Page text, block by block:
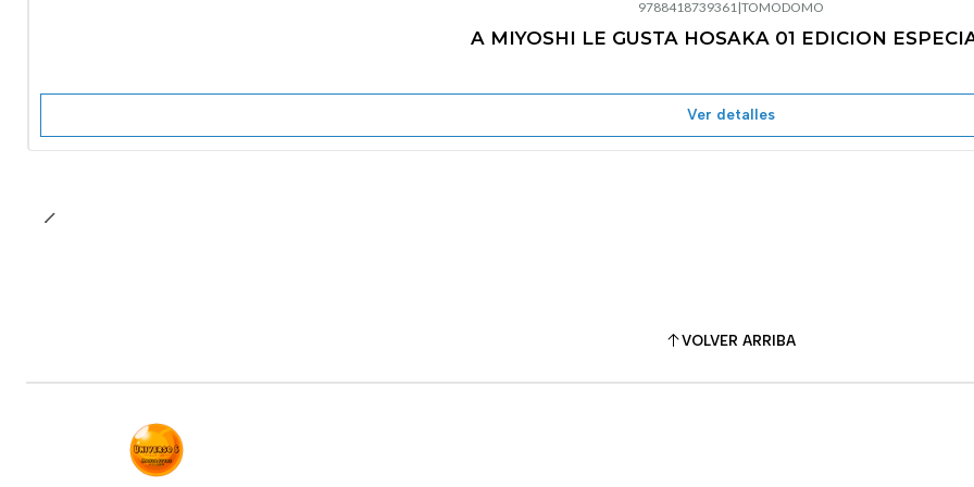
9788418739361|TOMODOMO
A MIYOSHI LE GUSTA HOSAKA 01 EDICION
Ver detalles
VOLVER ARRIBA